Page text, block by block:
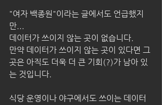
"여자 백종원"이라는 글에서도 언급했지
만...
데이터가 쓰이지 않는 곳이 없습니다.
만약 데이터가 쓰이지 않는 곳이 있다면 그
곳은 아직도 더욱 더 큰 기회(?)가 남아 있
는 것입니다.
식당 운영이나 야구에서도 쓰이는 데이터